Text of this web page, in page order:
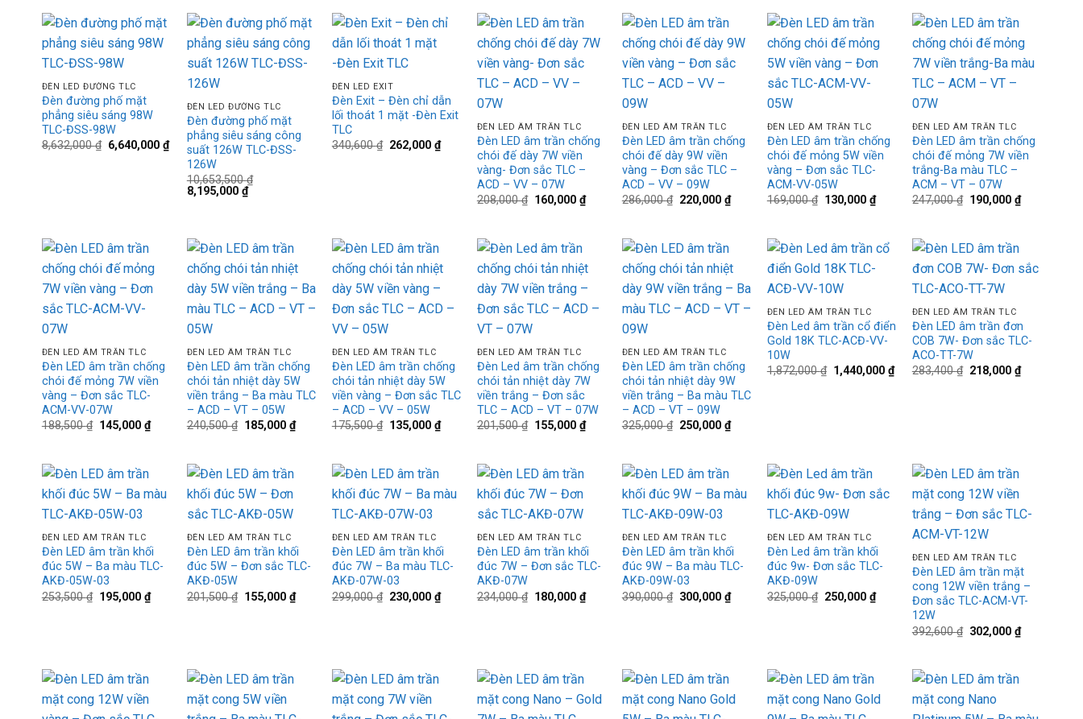
10,862,000 ₫.
+
ĐÈN LED ĐƯỜNG TLC
Đèn đường phố mặt
phẳng siêu sáng 98W
TLC-ĐSS-98W
8,632,000₫ Giá
gốc
6,640,000₫Giá
hiện
6,640,000 ₫.
Add to
wishlist
+
ĐÈN LED ĐƯỜNG TLC
Đèn đường phố mặt
phẳng siêu sáng công
suất 126W TLC-ĐSS-
126W
10,653,500₫
Giá
gốc
8,195,000 ₫Giá
hiện
ĐÈN LED EXIT
Đèn Exit – Đèn chỉ dẫn
lối thoát 1 mặt -Đèn Exit
TLC
340,600₫ Giá
262,000₫Giá
hiện
262,000 ₫.
Add to
wishlist
+
ĐÈN LED ÂM TRẦN TLC
Đèn LED âm trần chống
chói đế dày 7W viền
vàng- Đơn sắc TLC –
ACD – VV – 07W
208,000₫ Giá
160,000₫Giá
hiện
160,000 ₫.
Add to
wishlist
+
ĐÈN LED ÂM TRẦN TLC
Đèn LED âm trần chống
chói đế dày 9W viền
vàng – Đơn sắc TLC –
ACD – VV – 09W
286,000₫ Giá
220,000₫Giá
hiện
220,000 ₫.
Add to
wishlist
+
ĐÈN LED ÂM TRẦN TLC
Đèn LED âm trần chống
chói đế mỏng 5W viền
vàng – Đơn sắc TLC-
ACM-VV-05W
169,000₫ Giá
130,000₫Giá
hiện
130,000 ₫.
Add to
wishlist
+
ĐÈN LED ÂM TRẦN TLC
Đèn LED âm trần chống
chói đế mỏng 7W viền
trắng-Ba màu TLC –
ACM – VT – 07W
247,000₫ Giá
190,000₫Giá
hiện
Add to
wishlist
+
ĐÈN LED ÂM TRẦN TLC
Đèn LED âm trần chống
chói đế mỏng 7W viền
vàng – Đơn sắc TLC-
ACM-VV-07W
188,500₫ Giá
145,000₫Giá
hiện
145,000 ₫.
wishlist
+
ĐÈN LED ÂM TRẦN TLC
Đèn LED âm trần chống
chói tản nhiệt dày 5W
viền trắng – Ba màu TLC
– ACD – VT – 05W
240,500₫ Giá
185,000₫Giá
hiện
185,000 ₫.
wishlist
ĐÈN LED ÂM TRẦN TLC
Đèn LED âm trần chống
chói tản nhiệt dày 5W
viền vàng – Đơn sắc TLC
– ACD – VV – 05W
175,500₫ Giá
135,000₫Giá
hiện
135,000 ₫.
wishlist
ĐÈN LED ÂM TRẦN TLC
Đèn Led âm trần chống
chói tản nhiệt dày 7W
viền trắng – Đơn sắc
TLC – ACD – VT – 07W
201,500₫ Giá
155,000₫Giá
hiện
155,000 ₫.
wishlist
+
ĐÈN LED ÂM TRẦN TLC
Đèn LED âm trần chống
chói tản nhiệt dày 9W
viền trắng – Ba màu TLC
– ACD – VT – 09W
325,000₫ Giá
250,000₫Giá
hiện
250,000 ₫.
+
ĐÈN LED ÂM TRẦN TLC
Đèn Led âm trần cổ điển
Gold 18K TLC-ACĐ-VV-
10W
1,872,000₫ Giá
gốc
1,440,000₫Giá
hiện
Add to
wishlist
+
ĐÈN LED ÂM TRẦN TLC
Đèn LED âm trần đơn
COB 7W- Đơn sắc TLC-
ACO-TT-7W
283,400₫ Giá
218,000₫Giá
hiện
Add to
wishlist
+
ĐÈN LED ÂM TRẦN TLC
Đèn LED âm trần khối
đúc 5W – Ba màu TLC-
AKĐ-05W-03
253,500₫ Giá
195,000₫Giá
hiện
Add to
wishlist
ĐÈN LED ÂM TRẦN TLC
Đèn LED âm trần khối
đúc 5W – Đơn sắc TLC-
AKĐ-05W
201,500₫ Giá
155,000₫Giá
hiện
Add to
wishlist
+
ĐÈN LED ÂM TRẦN TLC
Đèn LED âm trần khối
đúc 7W – Ba màu TLC-
AKĐ-07W-03
299,000₫ Giá
230,000₫Giá
hiện
Add to
wishlist
ĐÈN LED ÂM TRẦN TLC
Đèn LED âm trần khối
đúc 7W – Đơn sắc TLC-
AKĐ-07W
234,000₫ Giá
180,000₫Giá
hiện
Add to
wishlist
+
ĐÈN LED ÂM TRẦN TLC
Đèn LED âm trần khối
đúc 9W – Ba màu TLC-
AKĐ-09W-03
390,000₫ Giá
300,000₫Giá
hiện
+
ĐÈN LED ÂM TRẦN TLC
Đèn Led âm trần khối
đúc 9w- Đơn sắc TLC-
AKĐ-09W
325,000₫ Giá
250,000₫Giá
hiện
Add to
wishlist
+
ĐÈN LED ÂM TRẦN TLC
Đèn LED âm trần mặt
cong 12W viền trắng –
Đơn sắc TLC-ACM-VT-
12W
392,600₫ Giá
302,000₫Giá
hiện
Add to Add to Add to Add to Add to Add to Add to